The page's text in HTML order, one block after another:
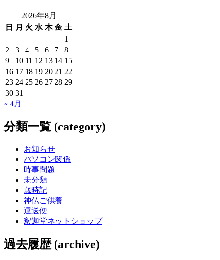
2026年8月
日
月 火 水 木 金 土
1
2
3 4 5 6 7
8
9
10 11 12 13 14 15
16 17 18 19 20 21 22
23 24 25 26 27 28 29
30 31
« 4月
分類一覧 (category)
お知らせ
パソコン関係
時事問題
未分類
歳時記
神仏ご供養
運送便
釈迦堂ネットショップ
過去履歴 (archive)